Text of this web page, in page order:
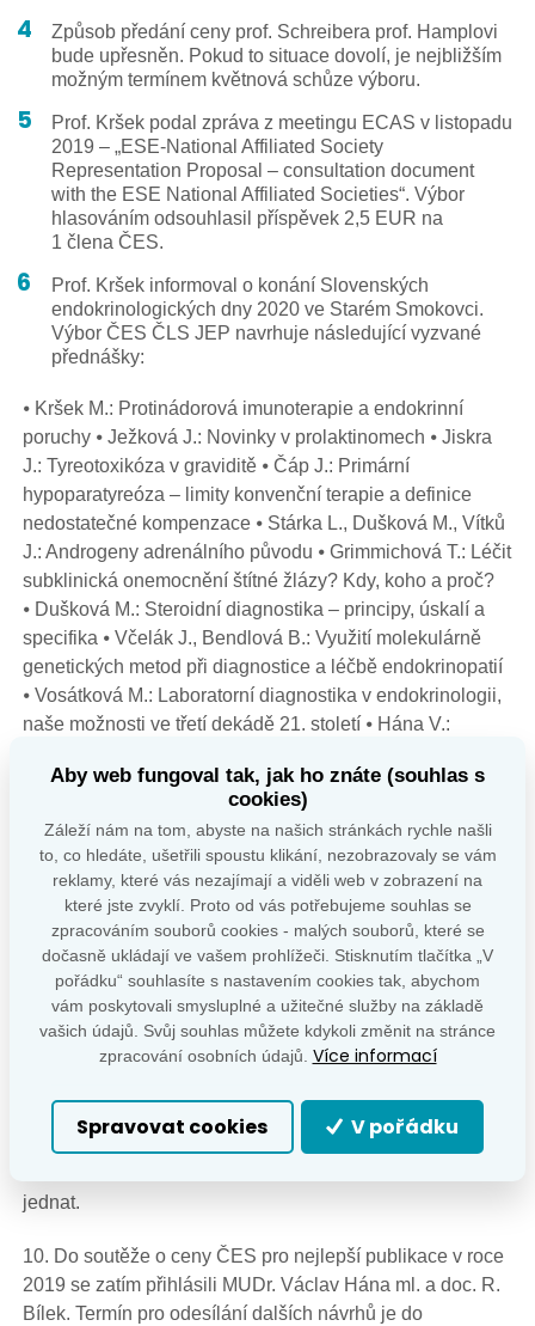
Způsob předání ceny prof. Schreibera prof. Hamplovi
bude upřesněn. Pokud to situace dovolí, je nejbližším
možným termínem květnová schůze výboru.
Prof. Kršek podal zpráva z meetingu ECAS v listopadu
2019 – „ESE-National Affiliated Society
Representation Proposal – consultation document
with the ESE National Affiliated Societies“. Výbor
hlasováním odsouhlasil příspěvek 2,5 EUR na
1 člena ČES.
Prof. Kršek informoval o konání Slovenských
endokrinologických dny 2020 ve Starém Smokovci.
Výbor ČES ČLS JEP navrhuje následující vyzvané
přednášky:
⦁ Kršek M.: Protinádorová imunoterapie a endokrinní
poruchy ⦁ Ježková J.: Novinky v prolaktinomech ⦁ Jiskra
J.: Tyreotoxikóza v graviditě ⦁ Čáp J.: Primární
hypoparatyreóza – limity konvenční terapie a definice
nedostatečné kompenzace ⦁ Stárka L., Dušková M., Vítků
J.: Androgeny adrenálního původu ⦁ Grimmichová T.: Léčit
subklinická onemocnění štítné žlázy? Kdy, koho a proč?
⦁ Dušková M.: Steroidní diagnostika – principy, úskalí a
specifika ⦁ Včelák J., Bendlová B.: Využití molekulárně
genetických metod při diagnostice a léčbě endokrinopatií
⦁ Vosátková M.: Laboratorní di­agnostika v endokrinologii,
naše možnosti ve třetí dekádě 21. století ⦁ Hána V.:
Tyreoglobulin v patofyziologii štítné žlázy
7. O konání „Týdnu štítné žlázy“, který se má konat ve
dnech 25. –31. 5. 2020, není zatím rozhodnuto. Je možné,
že akce bude muset být z důvodu pandemie koronaviru
zrušena, či změněn její formát.
8. Výbor schválil, aby dar členů výboru ve výši 7500,– Kč
určený prof. Markovi, byl předán Hospicu Svatého
Štěpána v Litoměřicích, kam právě prof. Marek za svého
života přispíval.
9. Mezioborový seminář „Endokrinopatie a diabetes
mellitus v těhotenství“, který se měl konat 18. 3. 2020 byl
jednat.
10. Do soutěže o ceny ČES pro nejlepší publikace v roce
2019 se zatím přihlásili MUDr. Václav Hána ml. a doc. R.
Bílek. Termín pro odesílání dalších návrhů je do
Aby web fungoval tak, jak ho znáte (souhlas s
cookies)
Záleží nám na tom, abyste na našich stránkách rychle našli
to, co hledáte, ušetřili spoustu klikání, nezobrazovaly se vám
reklamy, které vás nezajímají a viděli web v zobrazení na
které jste zvyklí. Proto od vás potřebujeme souhlas se
zpracováním souborů cookies - malých souborů, které se
dočasně ukládají ve vašem prohlížeči. Stisknutím tlačítka „V
pořádku“ souhlasíte s nastavením cookies tak, abychom
vám poskytovali smysluplné a užitečné služby na základě
vašich údajů. Svůj souhlas můžete kdykoli změnit na stránce
zpracování osobních údajů. Více informací
Spravovat cookies V pořádku